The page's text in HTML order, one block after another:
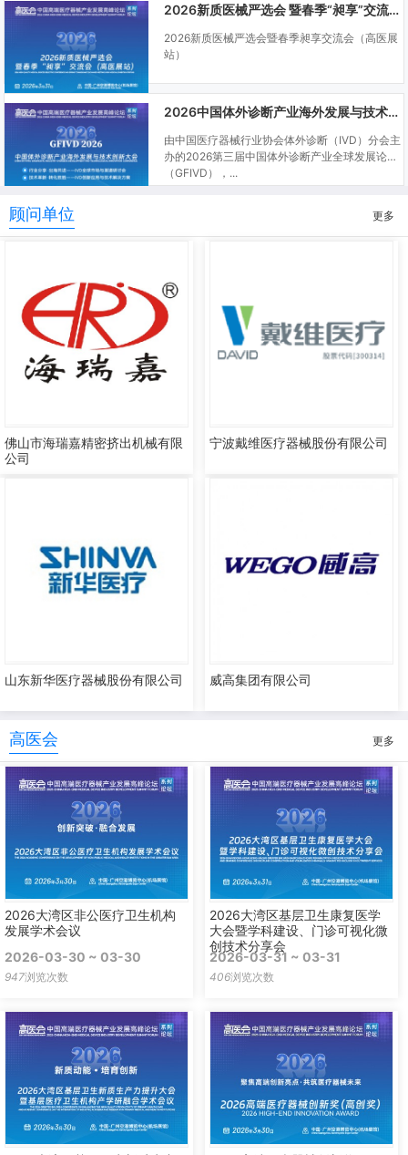
2026新质医械严选会 暨春季“昶享”交流会（高医展站）
2026新质医械严选会暨春季昶享交流会（高医展
站）
2026中国体外诊断产业海外发展与技术创新大会
由中国医疗器械行业协会体外诊断（IVD）分会主
办的2026第三届中国体外诊断产业全球发展论坛
（GFIVD），...
顾问单位 更多
佛山市海瑞嘉精密挤出机械有限
公司
宁波戴维医疗器械股份有限公司
山东新华医疗器械股份有限公司 威高集团有限公司
高医会 更多
2026大湾区非公医疗卫生机构
发展学术会议
2026-03-30 ~ 03-30
947浏览次数
2026大湾区基层卫生康复医学
大会暨学科建设、门诊可视化微
创技术分享会
2026-03-31 ~ 03-31
406浏览次数